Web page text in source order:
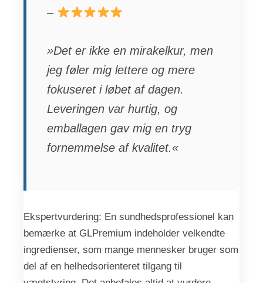
–
»Det er ikke en mirakelkur, men
jeg føler mig lettere og mere
fokuseret i løbet af dagen.
Leveringen var hurtig, og
emballagen gav mig en tryg
fornemmelse af kvalitet.«
Ekspertvurdering: En sundhedsprofessionel kan
bemærke at GLPremium indeholder velkendte
ingredienser, som mange mennesker bruger som
del af en helhedsorienteret tilgang til